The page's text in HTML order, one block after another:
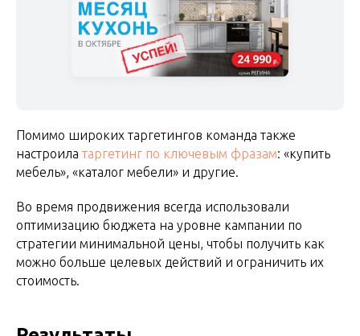
Помимо широких таргетингов команда также
настроила таргетинг по ключевым фразам: «купить
мебель», «каталог мебели» и другие.
Во время продвижения всегда использовали
оптимизацию бюджета на уровне кампании по
стратегии минимальной цены, чтобы получить как
можно больше целевых действий и ограничить их
стоимость.